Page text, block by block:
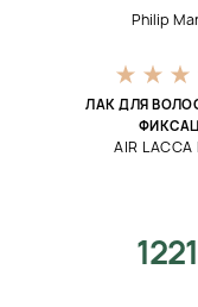
Philip
ЛАК ДЛЯ
AIR LACCA